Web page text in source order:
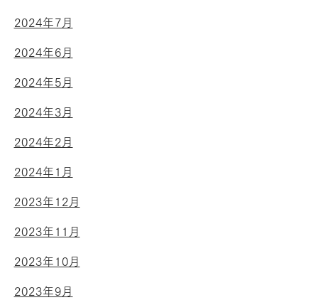
2024年7月
2024年6月
2024年5月
2024年3月
2024年2月
2024年1月
2023年12月
2023年11月
2023年10月
2023年9月